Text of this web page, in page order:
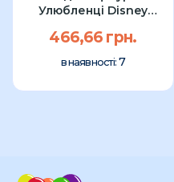
Улюбленці Disney
466,66 грн.
в наявності: 7